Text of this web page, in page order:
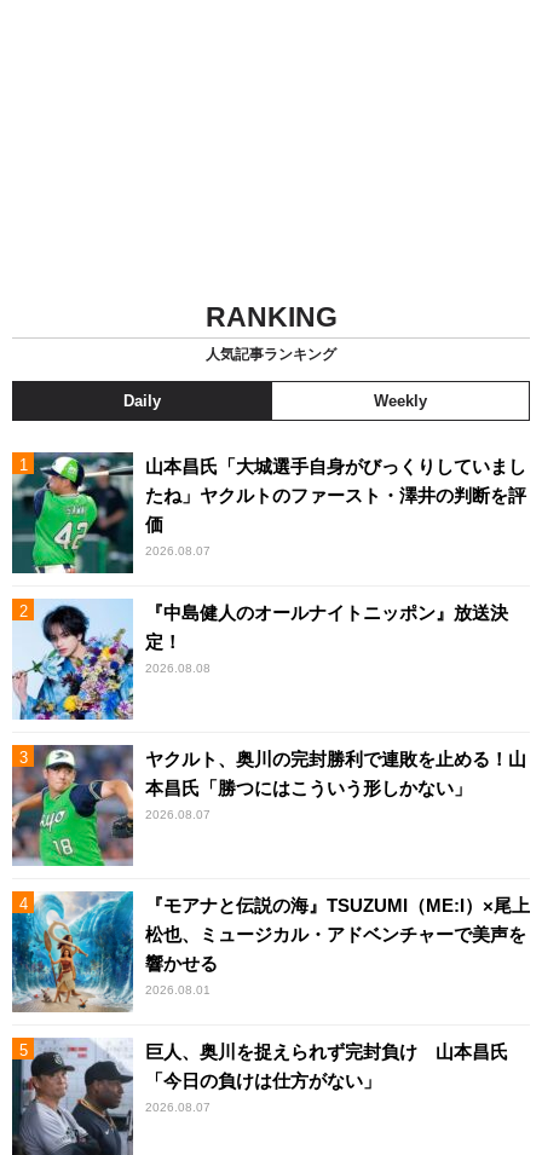
RANKING
人気記事ランキング
Daily Weekly
山本昌氏「大城選手自身がびっくりしていまし
たね」ヤクルトのファースト・澤井の判断を評
価
2026.08.07
『中島健人のオールナイトニッポン』放送決
定！
2026.08.08
ヤクルト、奥川の完封勝利で連敗を止める！山
本昌氏「勝つにはこういう形しかない」
2026.08.07
『モアナと伝説の海』TSUZUMI（ME:I）×尾上
松也、ミュージカル・アドベンチャーで美声を
響かせる
2026.08.01
巨人、奥川を捉えられず完封負け 山本昌氏
「今日の負けは仕方がない」
2026.08.07